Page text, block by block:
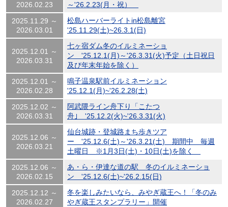
2026.02.23
～'26.2.23(月・祝）
2025.11.29 ～
2026.03.01
松島ハーバーライトin松島離宮
'25.11.29(土)~26.3.1(日)
2025.12.01 ～
2026.03.31
七ヶ宿ダム冬のイルミネーショ
ン '25.12.1(月)～'26.3.31(火)予定（土日祝日
及び年末年始を除く）
2025.12.01 ～
2026.02.28
鳴子温泉駅前イルミネーション
'25.12.1(月)~'26.2.28(土)
2025.12.02 ～
2026.03.31
阿武隈ライン舟下り「こたつ
舟｣ '25.12.2(火)~'26.3.31(火)
2025.12.06 ～
2026.03.21
仙台城跡・登城路まち歩きツア
ー '25.12.6(土)～'26.3.21(土) 期間中 毎週
土曜日 ※1月3日(土)・10日(土)を除く
2025.12.06 ～
2026.02.15
あ・ら・伊達な道の駅 冬のイルミネーショ
ン '25.12.6(土)~'26.2.15(日)
2025.12.12 ～
2026.02.27
冬を楽しみたいなら、みやぎ蔵王へ！「冬のみ
やぎ蔵王スタンプラリー」開催